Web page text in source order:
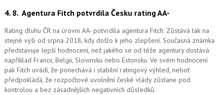
4. 8. Agentura Fitch potvrdila Česku rating AA-
Rating dluhu ČR na úrovni AA- potvrdila agentura Fitch. Zůstává tak na
stejné výši od srpna 2018, kdy došlo k jeho zlepšení. Současná známka
představuje lepší hodnocení, než jakého se od téže agentury dostává
například Francii, Belgii, Slovinsku nebo Estonsku. Ve svém hodnocení
pak Fitch uvádí, že ponechává i stabilní ratingový výhled, neboť
předpokládá, že rozpočtové uvolnění české vlády zůstane pod
kontrolou a bez zásadnějších negativních důsledků.